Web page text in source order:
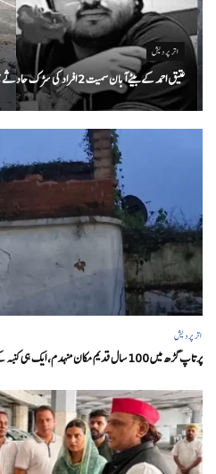
اتر پردیش
عتیق احمد کے بیٹے آبان سمیت 2 افراد کی سڑک حادثے میں موت
اتر پردیش
پرتاپ گڑھ میں 100 سال قدیم مکان منہدم، ایک ہی کنبہ کے 6 افراد کی موت